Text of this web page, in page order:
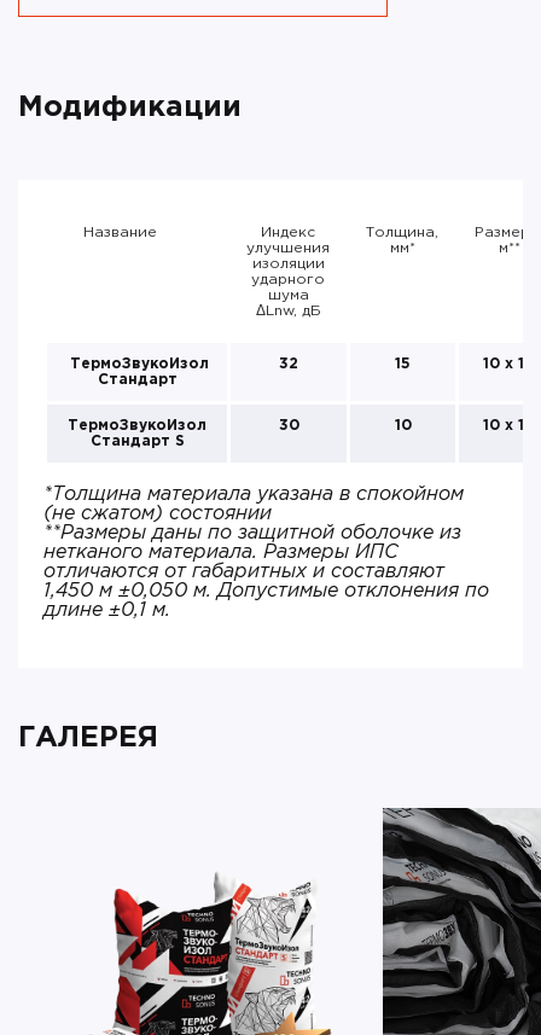
Модификации
Название
Индекс
улучшения
изоляции
ударного
шума
ΔLnw, дБ
Толщина,
мм*
м**
ТермоЗвукоИзол
Стандарт
32 15 10 х 1,5
ТермоЗвукоИзол
Стандарт S
30 10 10 х 1,5
*Толщина материала указана в спокойном
(не сжатом) состоянии
**Размеры даны по защитной оболочке из
нетканого материала. Размеры ИПС
отличаются от габаритных и составляют
1,450 м ±0,050 м. Допустимые отклонения по
длине ±0,1 м.
ГАЛЕРЕЯ